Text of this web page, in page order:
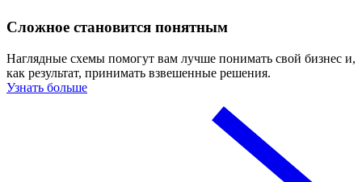
Сложное становится понятным
Наглядные схемы помогут вам лучше понимать свой бизнес и,
как результат, принимать взвешенные решения.
Узнать больше